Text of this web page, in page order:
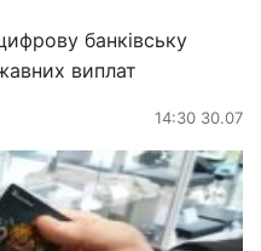
банківську
виплат
14:30 30.07